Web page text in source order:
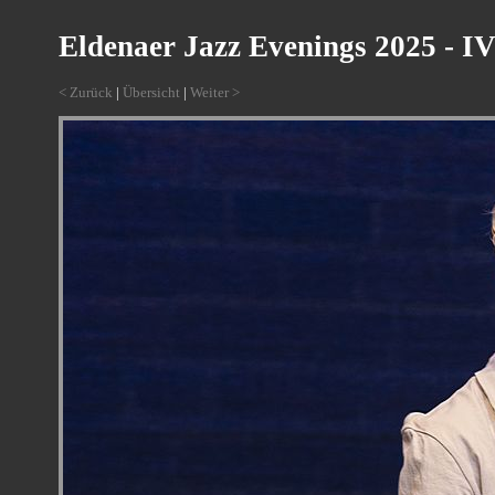
Eldenaer Jazz Evenings 2025 -
< Zurück | Übersicht |Weiter >